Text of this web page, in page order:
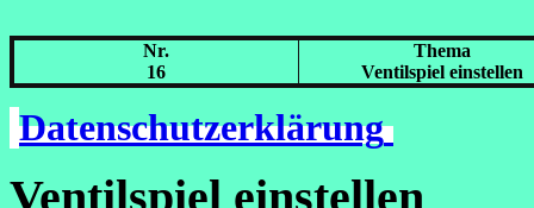
Nr.
16
Thema
Ventilspiel einstellen
Datenschutzerklärung
Ventilspiel einstellen